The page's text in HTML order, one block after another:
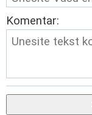
Komentar: